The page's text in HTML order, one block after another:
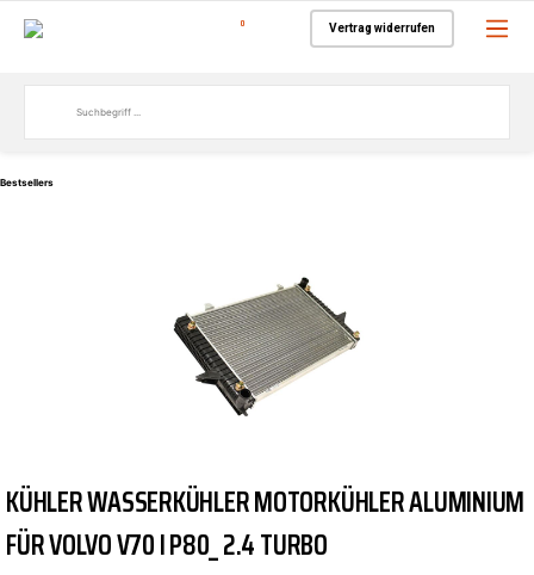
0 Vertrag widerrufen
Bestsellers
KÜHLER WASSERKÜHLER MOTORKÜHLER ALUMINIUM
FÜR VOLVO V70 I P80_ 2.4 TURBO